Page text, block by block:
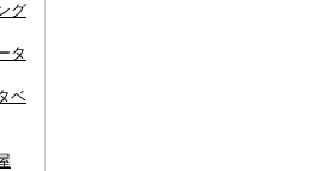
グ
タ
ベ